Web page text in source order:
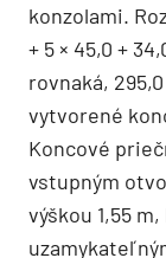
konzolami.
+ 5 × 45,0 +
rovnaká,
vytvorené
Koncové
vstupným
výškou 1,55